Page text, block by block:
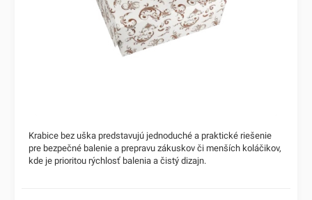
Krabice bez uška predstavujú jednoduché a praktické riešenie
pre bezpečné balenie a prepravu zákuskov či menších koláčikov,
kde je prioritou rýchlosť balenia a čistý dizajn.